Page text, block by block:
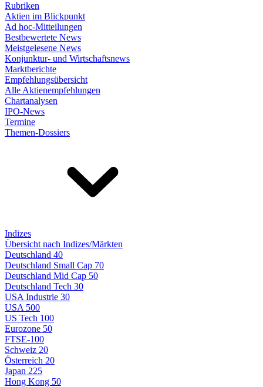
Rubriken
Aktien im Blickpunkt
Ad hoc-Mitteilungen
Bestbewertete News
Meistgelesene News
Konjunktur- und Wirtschaftsnews
Marktberichte
Empfehlungsübersicht
Alle Aktienempfehlungen
Chartanalysen
IPO-News
Termine
Themen-Dossiers
Indizes
Übersicht nach Indizes/Märkten
Deutschland 40
Deutschland Small Cap 70
Deutschland Mid Cap 50
Deutschland Tech 30
USA Industrie 30
USA 500
US Tech 100
Eurozone 50
FTSE-100
Schweiz 20
Österreich 20
Japan 225
Hong Kong 50